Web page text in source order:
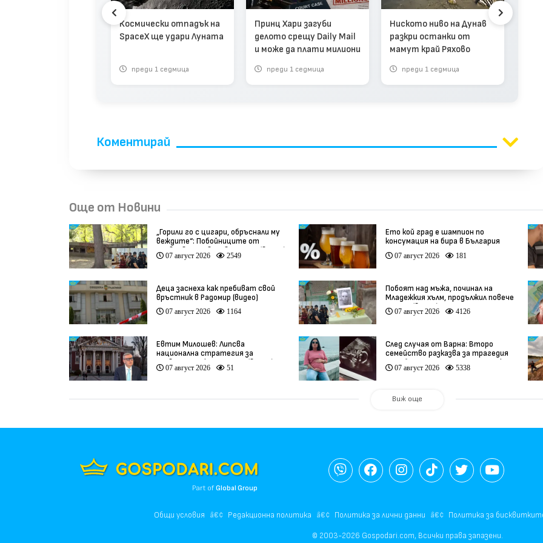
Космически отпадък на
SpaceX ще удари Луната
преди 1 седмица
Принц Хари загуби
делото срещу Daily Mail
и може да плати милиони
преди 1 седмица
Ниското ниво на Дунав
разкри останки от
мамут край Ряхово
преди 1 седмица
Коментирай
Още от Новини
„Горили го с цигари, обръснали му
веждите“: Побойниците от
Пловдив остават в ареста (видео)
07 август 2026 2549
Ето кой град е шампион по
консумация на бира в България
07 август 2026 181
Деца заснеха как пребиват свой
връстник в Радомир (видео)
07 август 2026 1164
Побоят над мъжа, починал на
Младежкия хълм, продължил повече
от час (видео)
07 август 2026 4126
Евтим Милошев: Липсва
национална стратегия за
развитие на културата (видео)
07 август 2026 51
След случая от Варна: Второ
семейство разказва за трагедия
след бременност при същия лекар
(видео)
07 август 2026 5338
Виж още
Part ofGlobal Group
Общи условия Редакционна политика Политика за лични данни Политика за
© 2003-2026 Gospodari.com, Всички права запазени.